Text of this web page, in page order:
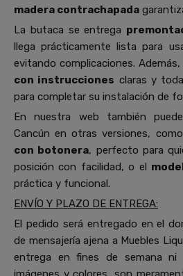
madera contrachapada
La butaca se entrega
llega prácticamente lista para
evitando complicaciones. Además,
con instrucciones claras y
para completar su instalación de
En nuestra web también
Cancún en otras versiones,
con botonera, perfecto para
posición con facilidad, o el
práctica y funcional.
ENVÍO Y PLAZO DE ENTREGA:
El pedido será entregado en el
de mensajería ajena a Muebles
entrega en fines de semana